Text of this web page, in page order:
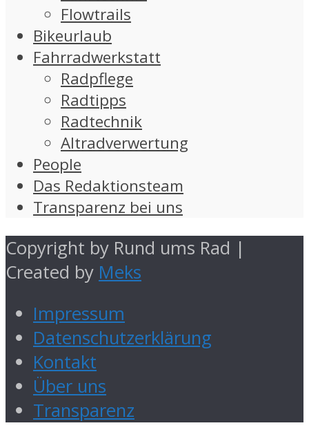
Flowtrails
Bikeurlaub
Fahrradwerkstatt
Radpflege
Radtipps
Radtechnik
Altradverwertung
People
Das Redaktionsteam
Transparenz bei uns
Copyright by Rund ums Rad |
Created by Meks
Impressum
Datenschutzerklärung
Kontakt
Über uns
Transparenz